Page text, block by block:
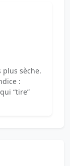
sèche.
:
“tire”